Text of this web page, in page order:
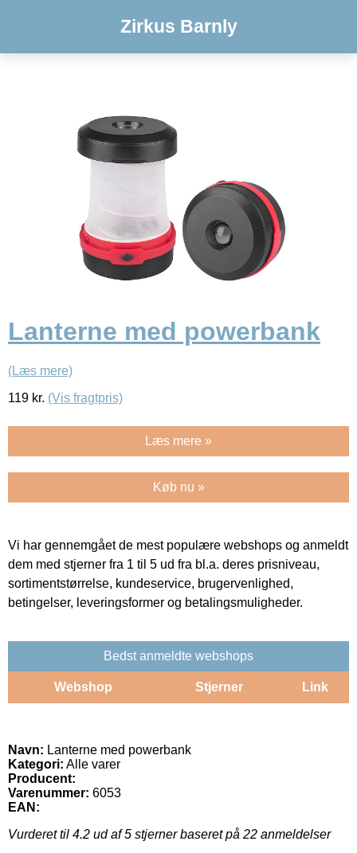
Zirkus Barnly
Lanterne med powerbank
(Læs mere)
119 kr. (Vis fragtpris)
Læs mere »
Køb nu »
Vi har gennemgået de mest populære webshops og anmeldt
dem med stjerner fra 1 til 5 ud fra bl.a. deres prisniveau,
sortimentstørrelse, kundeservice, brugervenlighed,
betingelser, leveringsformer og betalingsmuligheder.
Bedst anmeldte webshops
Webshop Stjerner Link
Navn: Lanterne med powerbank
Kategori: Alle varer
Producent:
Varenummer: 6053
EAN:
Vurderet til 4.2 ud af 5 stjerner baseret på 22 anmeldelser